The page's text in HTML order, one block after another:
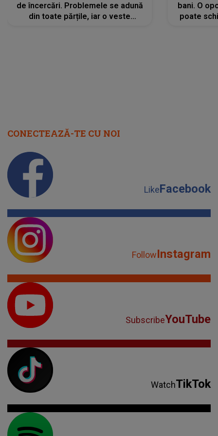
de încercări. Problemele se adună
din toate părțile, iar o veste
bani. O
poate
CONECTEAZĂ-TE CU NOI
LikeFacebook
FollowInstagram
SubscribeYouTube
WatchTikTok